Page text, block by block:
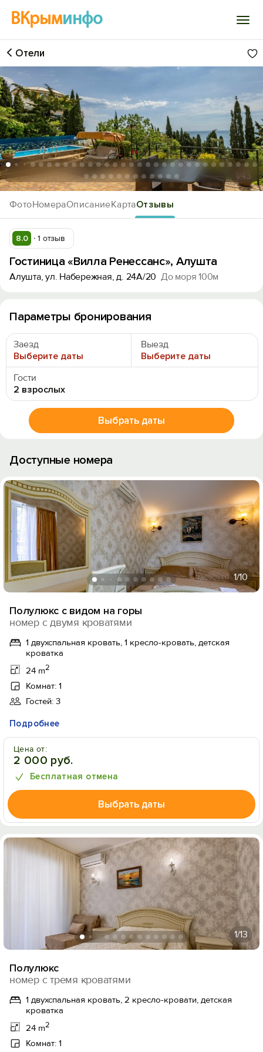
ВКрыминфо
Войти
Избранное
История просмотра
Добавить свой объект
ФотоНомераОписаниеКартаОтзывы
Отели
1/43
8.0 1 отзыв
Гостиница «Вилла Ренессанс», Алушта
Алушта, ул. Набережная, д. 24А/20 До моря 100м
Параметры бронирования
Заезд
Выберите даты
Выезд
Выберите даты
Гости
2 взрослых
Выбрать даты
Доступные номера
1/10
Полулюкс с видом на горы
номер с двумя кроватями
1 двухспальная кровать, 1 кресло-кровать, детская
кроватка
24 m2
Комнат: 1
Гостей: 3
Подробнее
Цена от:
2 000 руб.
Бесплатная отмена
Выбрать даты
1/13
Полулюкс
номер с тремя кроватями
1 двухспальная кровать, 2 кресло-кровати, детская
кроватка
24 m2
Комнат: 1